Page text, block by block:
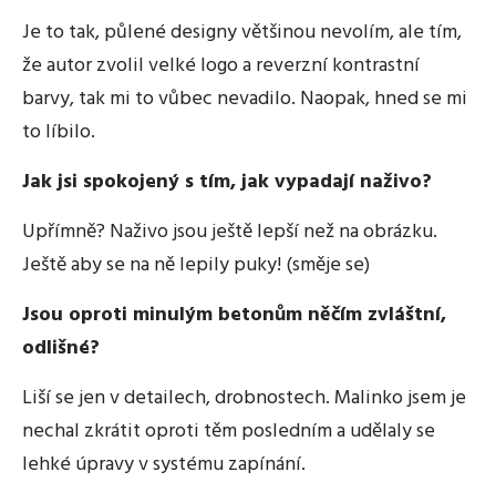
Je to tak, půlené designy většinou nevolím, ale tím,
že autor zvolil velké logo a reverzní kontrastní
barvy, tak mi to vůbec nevadilo. Naopak, hned se mi
to líbilo.
Jak jsi spokojený s tím, jak vypadají naživo?
Upřímně? Naživo jsou ještě lepší než na obrázku.
Ještě aby se na ně lepily puky! (směje se)
Jsou oproti minulým betonům něčím zvláštní,
odlišné?
Liší se jen v detailech, drobnostech. Malinko jsem je
nechal zkrátit oproti těm posledním a udělaly se
lehké úpravy v systému zapínání.